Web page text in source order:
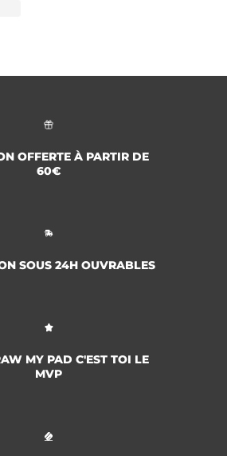
OFFERTE À PARTIR DE
60€
SOUS 24H OUVRABLES
MY PAD C'EST TOI LE
MVP